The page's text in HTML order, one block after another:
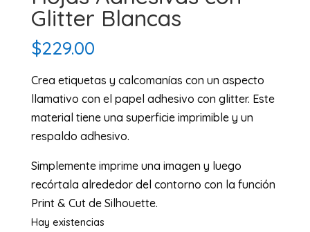
Glitter Blancas
$229.00
Crea etiquetas y calcomanías con un aspecto
llamativo con el papel adhesivo con glitter. Este
material tiene una superficie imprimible y un
respaldo adhesivo.
Simplemente imprime una imagen y luego
recórtala alrededor del contorno con la función
Print & Cut de Silhouette.
Hay existencias